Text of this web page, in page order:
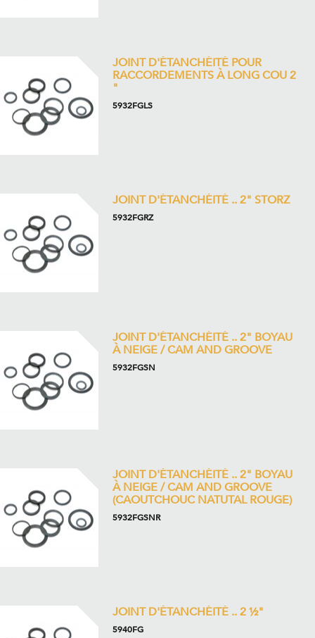
JOINT D'ÉTANCHÉITÉ POUR
RACCORDEMENTS À LONG COU 2
"
5932FGLS
JOINT D'ÉTANCHÉITÉ .. 2" STORZ
5932FGRZ
JOINT D'ÉTANCHÉITÉ .. 2" BOYAU
À NEIGE / CAM AND GROOVE
5932FGSN
JOINT D'ÉTANCHÉITÉ .. 2" BOYAU
À NEIGE / CAM AND GROOVE
(CAOUTCHOUC NATUTAL ROUGE)
5932FGSNR
JOINT D'ÉTANCHÉITÉ .. 2 ½"
5940FG